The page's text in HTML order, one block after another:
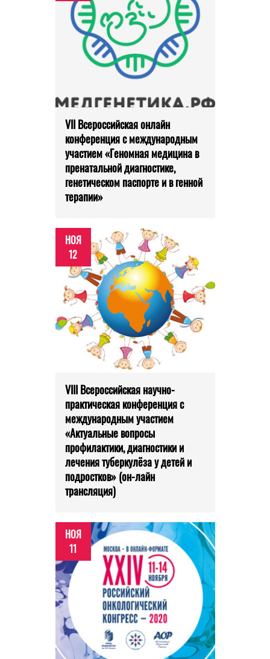
VII Всероссийская онлайн
конференция с международным
участием «Геномная медицина в
пренатальной диагностике,
генетическом паспорте и в генной
терапии»
НОЯ
12
VIII Всероссийская научно-
практическая конференция с
международным участием
«Актуальные вопросы
профилактики, диагностики и
лечения туберкулёза у детей и
подростков» (он-лайн
трансляция)
НОЯ
11